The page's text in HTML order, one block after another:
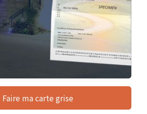
Faire ma carte grise